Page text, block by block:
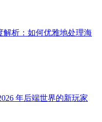
解析：如何优雅地处理海
年后端世界的新玩家